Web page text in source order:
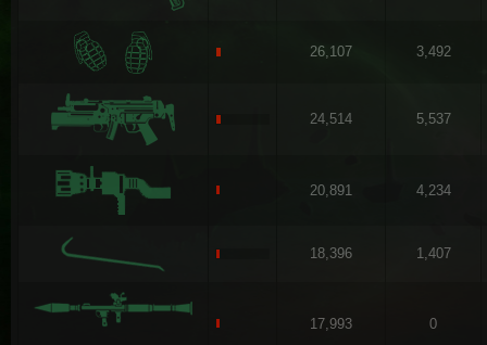
26,107 3,492
24,514 5,537
20,891 4,234
18,396 1,407
17,993 0